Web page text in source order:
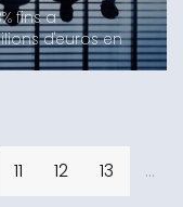
fins a
d'euros en
SGR ha
finançament
11 12 13
...